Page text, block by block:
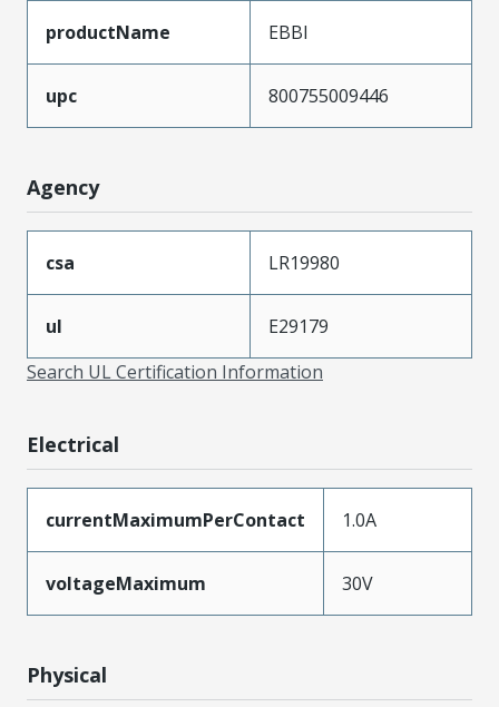
productName EBBI
upc 800755009446
Agency
csa LR19980
ul
E29179
Search UL Certification Information
Electrical
currentMaximumPerContact 1.0A
voltageMaximum 30V
Physical